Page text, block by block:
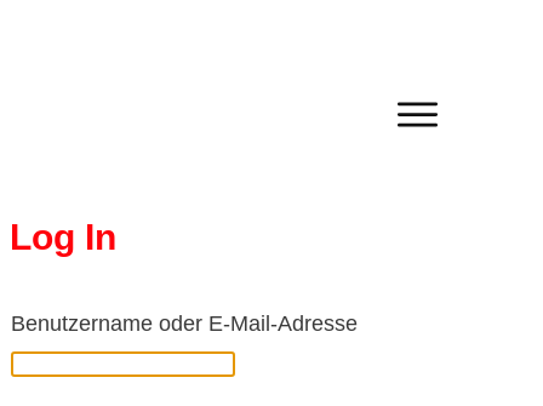
Log In
Benutzername oder E-Mail-Adresse